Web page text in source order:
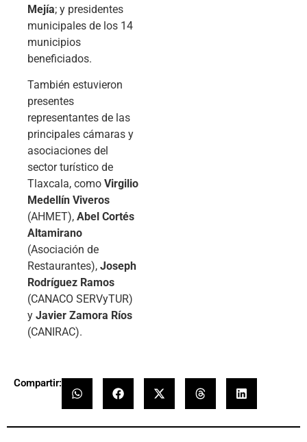
Mejía; y presidentes
municipales de los 14
municipios
beneficiados.
También estuvieron
presentes
representantes de las
principales cámaras y
asociaciones del
sector turístico de
Tlaxcala, como Virgilio
Medellín Viveros
(AHMET), Abel Cortés
Altamirano
(Asociación de
Restaurantes), Joseph
Rodríguez Ramos
(CANACO SERVyTUR)
y Javier Zamora Ríos
(CANIRAC).
Compartir: